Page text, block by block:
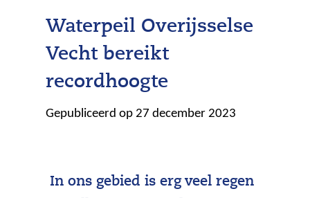
n
p
e
Waterpeil Overijsselse
Vecht bereikt
recordhoogte
Gepubliceerd op 27 december 2023
In ons gebied is erg veel regen